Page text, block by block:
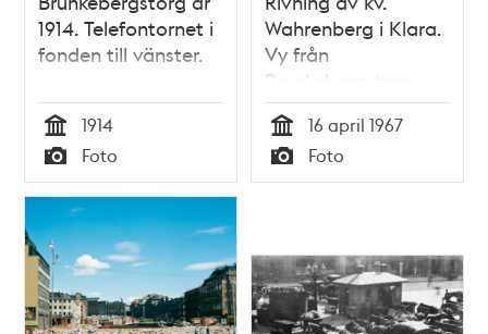
1914. Telefontornet i
fonden till vänster.
Tid
1914
Typ
Foto
Wahrenberg i Klara.
Vy från
Brunkebergstorg
ned till Stadshuset.
Närmast t.h. i bild
Vattugatan och kv.
Frigga
Tid
16 april 1967
Typ
Foto